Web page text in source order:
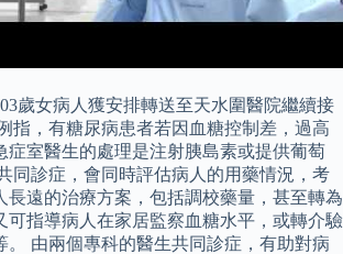
歲女病人獲安排轉送至天水圍醫院繼續接
指，有糖尿病患者若因血糖控制差，過高
症室醫生的處理是注射胰島素或提供葡萄
同診症，會同時評估病人的用藥情況，考
長遠的治療方案，包括調校藥量，甚至轉為
可指導病人在家居監察血糖水平，或轉介驗
。 由兩個專科的醫生共同診症，有助對病